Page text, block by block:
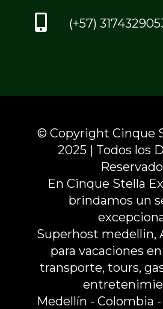
(+57)
© Copyright Cinque
2025 | Todos los
En Cinque Stella
brindamos un
Superhost medellin,
para vacaciones
transporte, tours,
Medellín - Colombia